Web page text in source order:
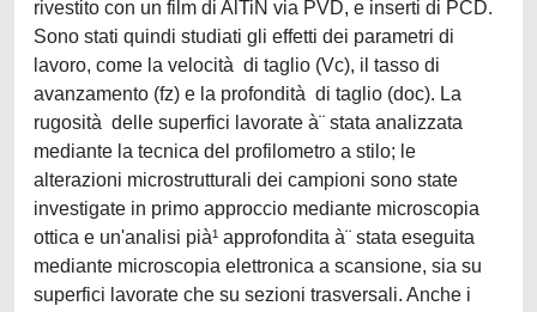
rivestito con un film di AlTiN via PVD, e inserti di PCD.
Sono stati quindi studiati gli effetti dei parametri di
lavoro, come la velocità di taglio (Vc), il tasso di
avanzamento (fz) e la profondità di taglio (doc). La
rugosità delle superfici lavorate à¨ stata analizzata
mediante la tecnica del profilometro a stilo; le
alterazioni microstrutturali dei campioni sono state
investigate in primo approccio mediante microscopia
ottica e un'analisi pià¹ approfondita à¨ stata eseguita
mediante microscopia elettronica a scansione, sia su
superfici lavorate che su sezioni trasversali. Anche i